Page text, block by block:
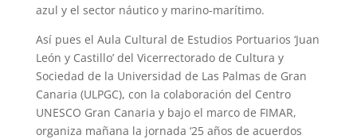
azul y el sector náutico y marino-marítimo.
Así pues el Aula Cultural de Estudios Portuarios ‘Juan
León y Castillo’ del Vicerrectorado de Cultura y
Sociedad de la Universidad de Las Palmas de Gran
Canaria (ULPGC), con la colaboración del Centro
UNESCO Gran Canaria y bajo el marco de FIMAR,
organiza mañana la jornada ‘25 años de acuerdos